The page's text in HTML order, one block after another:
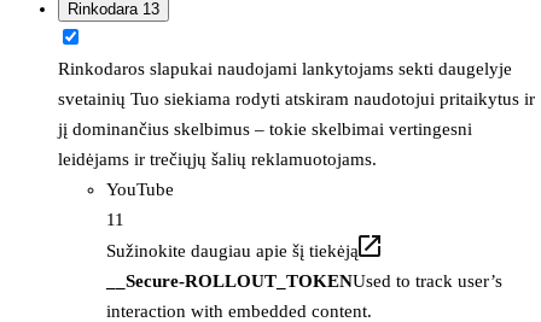
Rinkodara 13
Rinkodaros slapukai naudojami lankytojams sekti daugelyje
svetainių Tuo siekiama rodyti atskiram naudotojui pritaikytus ir
jį dominančius skelbimus – tokie skelbimai vertingesni
leidėjams ir trečiųjų šalių reklamuotojams.
YouTube
11
Sužinokite daugiau apie šį tiekėją
__Secure-ROLLOUT_TOKENUsed to track user’s
interaction with embedded content.